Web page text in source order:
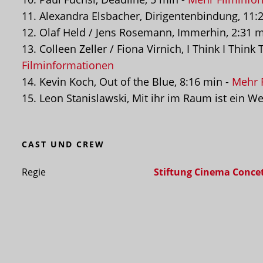
11. Alexandra Elsbacher, Dirigentenbindung,
12. Olaf Held / Jens Rosemann, Immerhin, 2:31
13. Colleen Zeller / Fiona Virnich, I Think I Think
Filminformationen
14. Kevin Koch, Out of the Blue, 8:16 min - Mehr
15. Leon Stanislawski, Mit ihr im Raum ist ein
CAST UND CREW
Regie Stiftung Cinema